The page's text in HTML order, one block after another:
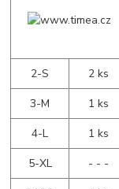
2-S
2 ks
3-M
1 ks
4-L
1 ks
5-XL
- - -